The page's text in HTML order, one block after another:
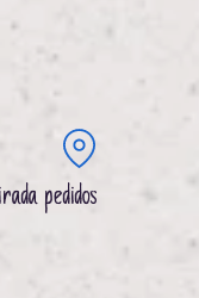
pedidos